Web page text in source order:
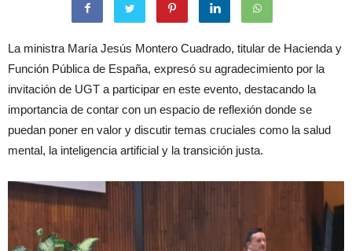
La ministra María Jesús Montero Cuadrado, titular de Hacienda y
Función Pública de España, expresó su agradecimiento por la
invitación de UGT a participar en este evento, destacando la
importancia de contar con un espacio de reflexión donde se
puedan poner en valor y discutir temas cruciales como la salud
mental, la inteligencia artificial y la transición justa.